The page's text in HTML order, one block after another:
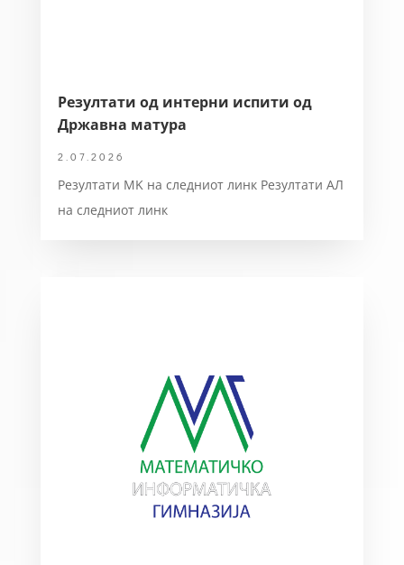
Резултати од интерни испити од
Државна матура
2.07.2026
Резултати MK на следниот линк Резултати АЛ
на следниот линк